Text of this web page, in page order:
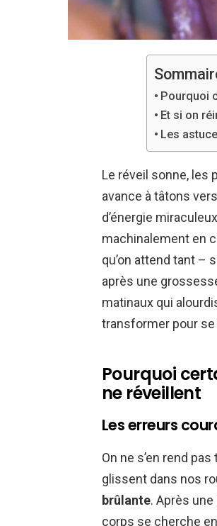
Pourquoi
Et si on
Les
Le réveil sonne, les
avance à tâtons
d’énergie
machinalement en
qu’on attend tant –
après une
matinaux qui
transformer pour
Pourquoi
ne réveillent
Les erreurs
On ne s’en rend
glissent dans nos
brûlante. Après
corps se cherche